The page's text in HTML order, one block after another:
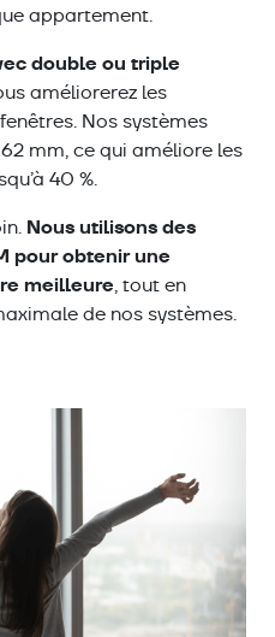
appartement.
double ou triple
améliorerez les
Nos systèmes
mm, ce qui améliore les
40 %.
Nous utilisons des
pour obtenir une
meilleure, tout en
de nos systèmes.